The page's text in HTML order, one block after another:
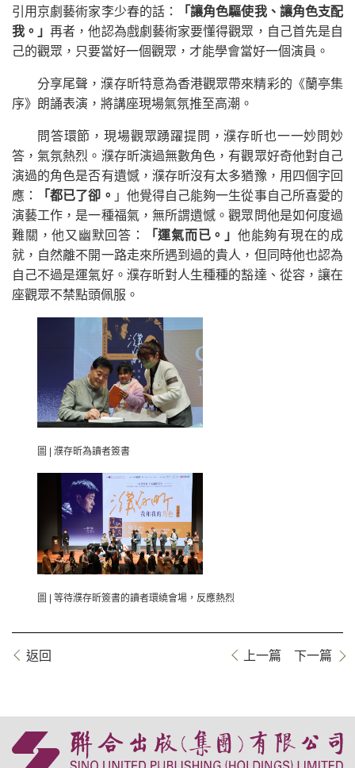
引用京劇藝術家李少春的話：
「讓角色驅使我、讓角色支配
我。」再者，他認為戲劇藝術家要懂得觀眾，自己首先是自
己的觀眾，只要當好一個觀眾，才能學會當好一個演員。
分享尾聲，濮存昕特意為香港觀眾帶來精彩的《蘭亭集
序》朗誦表演，將講座現場氣氛推至高潮。
問答環節，現場觀眾踴躍提問，濮存昕也一一妙問妙
答，氣氛熱烈。濮存昕演過無數角色，有觀眾好奇他對自己
演過的角色是否有遺憾，濮存昕沒有太多猶豫，用四個字回
應：
「都已了卻。 」他覺得自己能夠一生從事自己所喜愛的
演藝工作，是一種福氣，無所謂遺憾。觀眾問他是如何度過
難關，他又幽默回答：
「運氣而已。」 他能夠有現在的成
就，自然離不開一路走來所遇到過的貴人，但同時他也認為
自己不過是運氣好。濮存昕對人生種種的豁達、從容，讓在
座觀眾不禁點頭佩服。
圖 | 濮存昕為讀者簽書
圖 | 等待濮存昕簽書的讀者環繞會場，反應熱烈
返回 上一篇 下一篇